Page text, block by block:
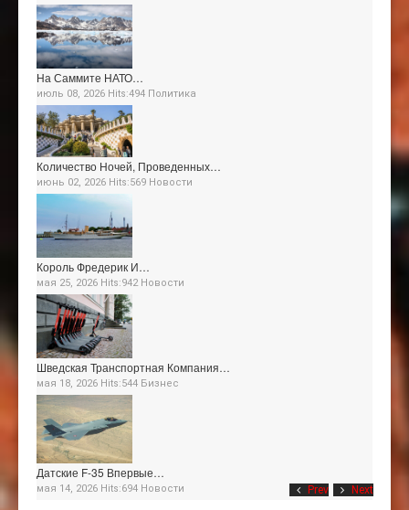
Prev Next
На Саммите НАТО…
июль 08, 2026 Hits:494 Политика
Количество Ночей, Проведенных…
июнь 02, 2026 Hits:569 Новости
Король Фредерик И…
мая 25, 2026 Hits:942 Новости
Шведская Транспортная Компания…
мая 18, 2026 Hits:544 Бизнес
Датские F-35 Впервые…
мая 14, 2026 Hits:694 Новости